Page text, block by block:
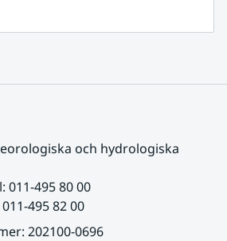
och hydrologiska
011-495 80 00
495 82 00
202100-0696